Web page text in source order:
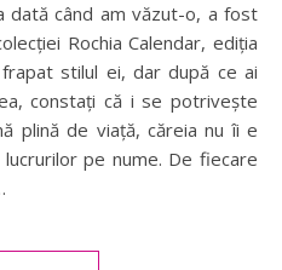
dată când am văzut-o, a fost
Rochia Calendar, ediția
stilul ei, dar după ce ai
constați că i se potrivește
plină de viață, căreia nu îi e
pe nume. De fiecare